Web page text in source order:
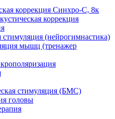
коррекция Синхро-С, 8к
коррекция
(нейрогимнастика)
мышц (тренажер
стимуляция (БМС)
головы